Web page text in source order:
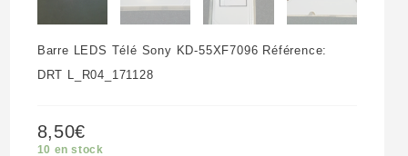
Barre LEDS Télé Sony KD-55XF7096 Référence:
DRT L_R04_171128
8,50€
10 en stock